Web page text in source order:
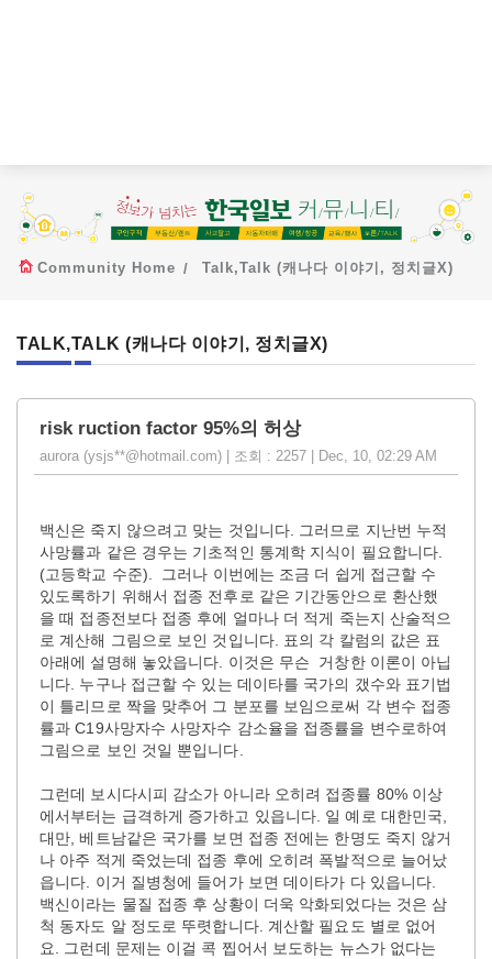
Community Home Talk,Talk (캐나다 이야기, 정치글X)
TALK,TALK (캐나다 이야기, 정치글X)
risk ruction factor 95%의 허상
aurora (ysjs**@hotmail.com) | 조회 : 2257 | Dec, 10, 02:29 AM
백신은 죽지 않으려고 맞는 것입니다. 그러므로 지난번 누적
사망률과 같은 경우는 기초적인 통계학 지식이 필요합니다.
(고등학교 수준). 그러나 이번에는 조금 더 쉽게 접근할 수
있도록하기 위해서 접종 전후로 같은 기간동안으로 환산했
을 때 접종전보다 접종 후에 얼마나 더 적게 죽는지 산술적으
로 계산해 그림으로 보인 것입니다. 표의 각 칼럼의 값은 표
아래에 설명해 놓았읍니다. 이것은 무슨 거창한 이론이 아닙
니다. 누구나 접근할 수 있는 데이타를 국가의 갰수와 표기법
이 틀리므로 짝을 맞추어 그 분포를 보임으로써 각 변수 접종
률과 C19사망자수 사망자수 감소율을 접종률을 변수로하여
그림으로 보인 것일 뿐입니다.
그런데 보시다시피 감소가 아니라 오히려 접종률 80% 이상
에서부터는 급격하게 증가하고 있읍니다. 일 예로 대한민국,
대만, 베트남같은 국가를 보면 접종 전에는 한명도 죽지 않거
나 아주 적게 죽었는데 접종 후에 오히려 폭발적으로 늘어났
읍니다. 이거 질병청에 들어가 보면 데이타가 다 있읍니다.
백신이라는 물질 접종 후 상황이 더욱 악화되었다는 것은 삼
척 동자도 알 정도로 뚜렷합니다. 계산할 필요도 별로 없어
요. 그런데 문제는 이걸 콕 찝어서 보도하는 뉴스가 없다는